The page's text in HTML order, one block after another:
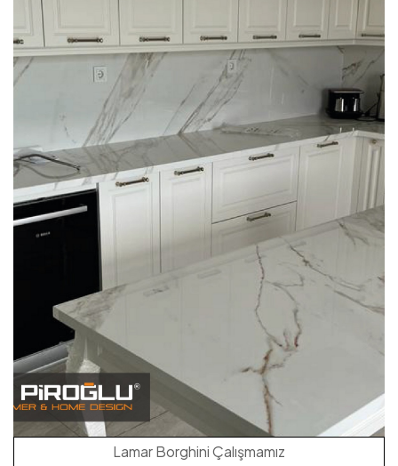
Lamar Borghini Çalışmamız